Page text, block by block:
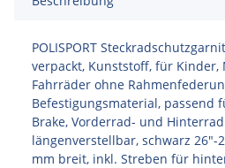
POLISPORT
verpackt, Kunststoff, für Kinder,
Fahrräder ohne
Befestigungsmaterial, passend
Brake, Vorderrad- und
längenverstellbar, schwarz 26"-
mm breit, inkl. Streben für